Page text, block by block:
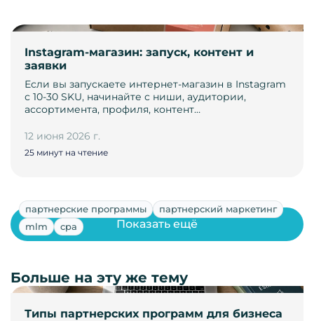
Instagram-магазин: запуск, контент и
заявки
Если вы запускаете интернет-магазин в Instagram
с 10-30 SKU, начинайте с ниши, аудитории,
ассортимента, профиля, контент…
12 июня 2026 г.
25 минут на чтение
партнерские программы
партнерский маркетинг
mlm
cpa
Типы партнерских программ для бизнеса
Показать ещё
Больше на эту же тему